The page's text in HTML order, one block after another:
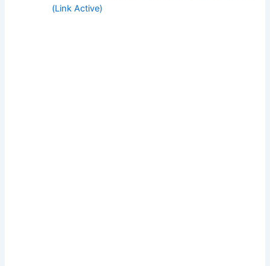
(Link Active)